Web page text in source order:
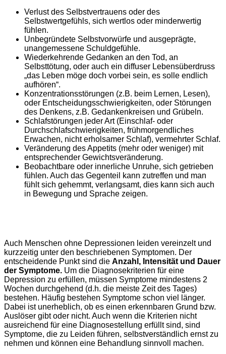
Verlust des Selbstvertrauens oder des
Selbstwertgefühls, sich wertlos oder minderwertig
fühlen.
Unbegründete Selbstvorwürfe und ausgeprägte,
unangemessene Schuldgefühle.
Wiederkehrende Gedanken an den Tod, an
Selbsttötung, oder auch ein diffuser Lebensüberdruss
„das Leben möge doch vorbei sein, es solle endlich
aufhören“.
Konzentrationsstörungen (z.B. beim Lernen, Lesen),
oder Entscheidungsschwierigkeiten, oder Störungen
des Denkens, z.B. Gedankenkreisen und Grübeln.
Schlafstörungen jeder Art (Einschlaf- oder
Durchschlafschwierigkeiten, frühmorgendliches
Erwachen, nicht erholsamer Schlaf), vermehrter Schlaf.
Veränderung des Appetits (mehr oder weniger) mit
entsprechender Gewichtsveränderung.
Beobachtbare oder innerliche Unruhe, sich getrieben
fühlen. Auch das Gegenteil kann zutreffen und man
fühlt sich gehemmt, verlangsamt, dies kann sich auch
in Bewegung und Sprache zeigen.
Auch Menschen ohne Depressionen leiden vereinzelt und
kurzzeitig unter den beschriebenen Symptomen. Der
entscheidende Punkt sind die Anzahl, Intensität und Dauer
der Symptome. Um die Diagnosekriterien für eine
Depression zu erfüllen, müssen Symptome mindestens 2
Wochen durchgehend (d.h. die meiste Zeit des Tages)
bestehen. Häufig bestehen Symptome schon viel länger.
Dabei ist unerheblich, ob es einen erkennbaren Grund bzw.
Auslöser gibt oder nicht. Auch wenn die Kriterien nicht
ausreichend für eine Diagnosestellung erfüllt sind, sind
Symptome, die zu Leiden führen, selbstverständlich ernst zu
nehmen und können eine Behandlung sinnvoll machen.